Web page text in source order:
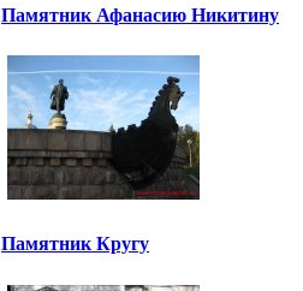
Памятник Афанасию Никитину
Памятник Кругу